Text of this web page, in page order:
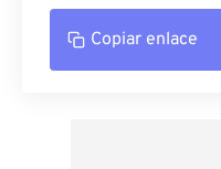
Copiar enlace